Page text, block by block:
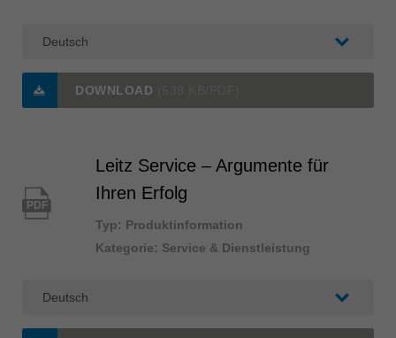
DOWNLOAD
PDF
Leitz Service – Argumente für
Ihren Erfolg
Typ: Produktinformation
Kategorie: Service & Dienstleistung